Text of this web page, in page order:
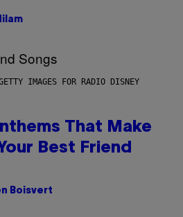
IMAGES FOR RADIO DISNEY
That Make
Best Friend
Boisvert